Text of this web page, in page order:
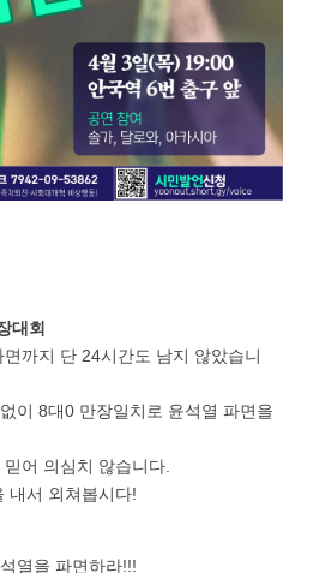
대회
까지 단 24시간도 남지 않았습니
이 8대0 만장일치로 윤석열 파면을
어 의심치 않습니다.
내서 외쳐봅시다!
열을 파면하라!!!